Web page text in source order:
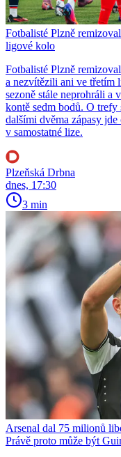
Fotbalisté Plzně
ligové kolo
Fotbalisté Plzně
a nezvítězili ani ve třetím
sezoně stále neprohráli a
kontě sedm bodů. O trefy
dalšími dvěma zápasy
v samostatné lize.
Plzeňská Drbna
dnes, 17:30
3 min
Arsenal dal 75 milionů
Právě proto může být